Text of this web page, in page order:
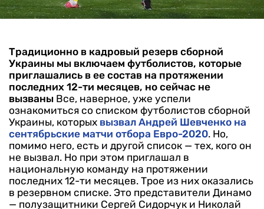
Традиционно в кадровый резерв сборной
Украины мы включаем футболистов, которые
приглашались в ее состав на протяжении
последних 12-ти месяцев, но сейчас не
вызваны Все, наверное, уже успели
ознакомиться со списком футболистов сборной
Украины, которых вызвал Андрей Шевченко на
сентябрьские матчи отбора Евро-2020. Но,
помимо него, есть и другой список — тех, кого он
не вызвал. Но при этом приглашал в
национальную команду на протяжении
последних 12-ти месяцев. Трое из них оказались
в резервном списке. Это представители Динамо
— полузащитники Сергей Сидорчук и Николай